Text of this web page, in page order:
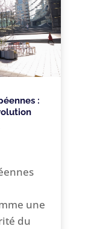
:
une
du